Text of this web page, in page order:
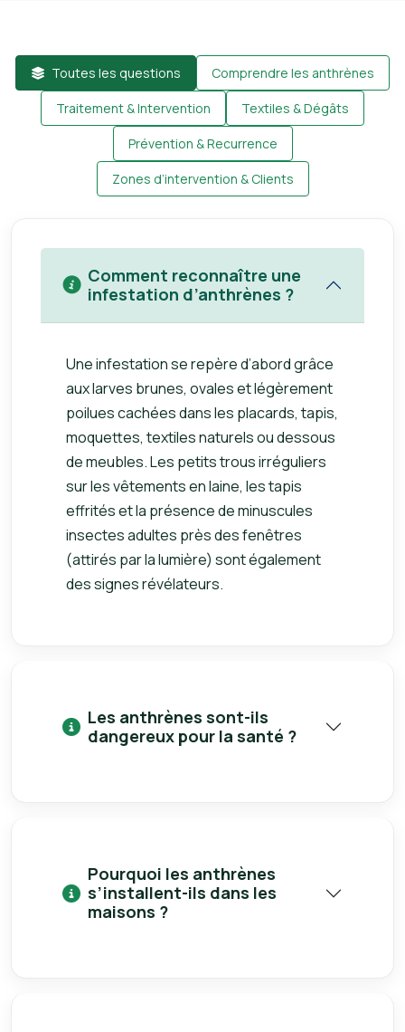
Toutes les questions Comprendre les anthrènes
Traitement & Intervention Textiles & Dégâts
Prévention & Recurrence
Zones d’intervention & Clients
Comment reconnaître une
infestation d’anthrènes ?
Une infestation se repère d’abord grâce
aux larves brunes, ovales et légèrement
poilues cachées dans les placards, tapis,
moquettes, textiles naturels ou dessous
de meubles. Les petits trous irréguliers
sur les vêtements en laine, les tapis
effrités et la présence de minuscules
insectes adultes près des fenêtres
(attirés par la lumière) sont également
des signes révélateurs.
Les anthrènes sont-ils
dangereux pour la santé ?
Pourquoi les anthrènes
s’installent-ils dans les
maisons ?